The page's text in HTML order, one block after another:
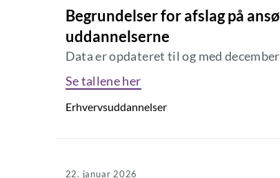
Begrundelser for afslag på
uddannelserne
Data er opdateret til og med
Se tallene her
Erhvervsuddannelser
22. januar 2026